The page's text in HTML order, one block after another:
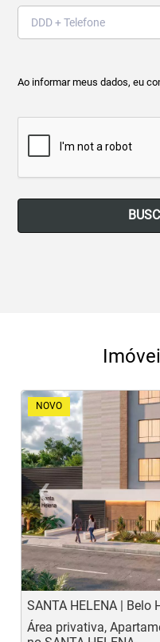
Ao informar meus dados, eu
NOVO
‹
SANTA HELENA | Belo
Área privativa,